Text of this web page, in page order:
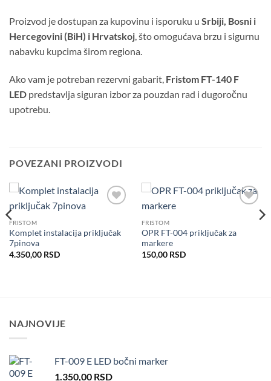
Proizvod je dostupan za kupovinu i isporuku u Srbiji, Bosni i
Hercegovini (BiH) i Hrvatskoj, što omogućava brzu i sigurnu
nabavku kupcima širom regiona.
Ako vam je potreban rezervni gabarit, Fristom FT-140 F
LED predstavlja siguran izbor za pouzdan rad i dugoročnu
upotrebu.
POVEZANI PROIZVODI
želja
FRISTOM
Komplet instalacija priključak
7pinova
4.350,00 RSD
FRISTOM
OPR FT-004 priključak za
markere
150,00 RSD
NAJNOVIJE
FT-009 E LED bočni marker
1.350,00 RSD